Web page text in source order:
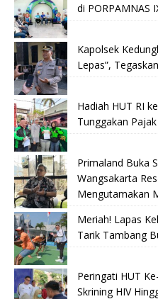
di PORPAMNAS
Kapolsek
Lepas”,
Hadiah HUT RI
Tunggakan
Primaland Buka
Wangsakarta
Mengutamakan
Meriah! Lapas
Tarik Tambang
Peringati HUT
Skrining HIV